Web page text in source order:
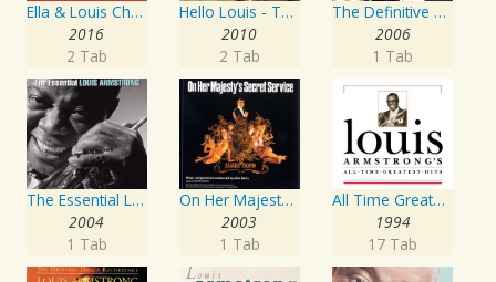
Ella & Louis Christmas
2016
2 Tab
Hello Louis - The Hit Years
2010
2 Tab
The Definitive Collection
2006
1 Tab
The Essential Louis Armstrong
2004
1 Tab
On Her Majesty's Secret Service
2003
1 Tab
All Time Greatest Hits
1994
17 Tab